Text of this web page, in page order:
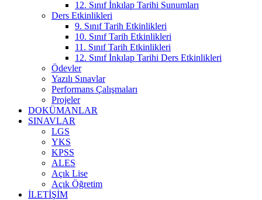
12. Sınıf İnkılap Tarihi Sunumları
Ders Etkinlikleri
9. Sınıf Tarih Etkinlikleri
10. Sınıf Tarih Etkinlikleri
11. Sınıf Tarih Etkinlikleri
12. Sınıf İnkılap Tarihi Ders Etkinlikleri
Ödevler
Yazılı Sınavlar
Performans Çalışmaları
Projeler
DOKÜMANLAR
SINAVLAR
LGS
YKS
KPSS
ALES
Açık Lise
Açık Öğretim
İLETIŞIM